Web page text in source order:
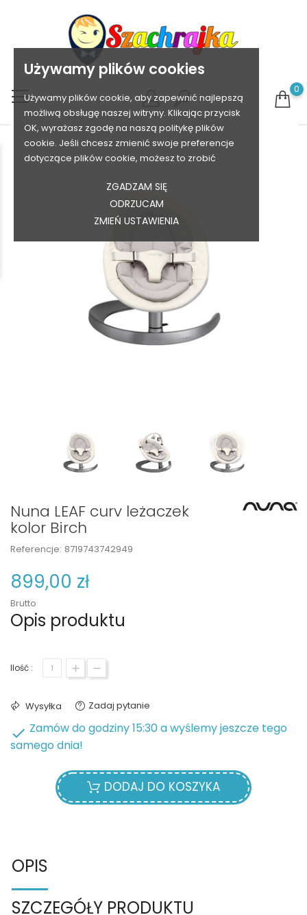
Używamy plików cookies
Używamy plików cookie, aby zapewnić najlepszą
możliwą obsługę naszej witryny. Klikając przycisk
OK, wyrażasz zgodę na naszą politykę plików
cookie. Jeśli chcesz zmienić swoje preferencje
dotyczące plików cookie, możesz to zrobić
ZGADZAM SIĘ
ODRZUCAM
ZMIEŃ USTAWIENIA
0
Nuna LEAF curv leżaczek
kolor Birch
Referencje: 8719743742949
899,00 zł
Brutto
Opis produktu
Ilość :
Wysyłka Zadaj pytanie
 Zamów do godziny 15:30 a wyślemy jeszcze tego
samego dnia!
DODAJ DO KOSZYKA
OPIS
SZCZEGÓŁY PRODUKTU